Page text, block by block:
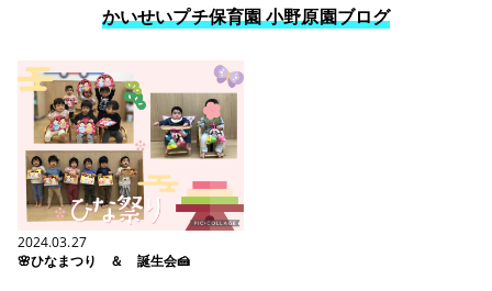
かいせいプチ保育園 小野原園ブログ
2024.03.27
🌸ひなまつり ＆ 誕生会🍰